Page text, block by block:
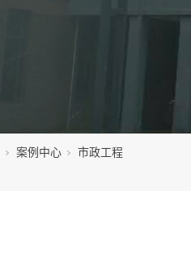
案例中心 市政工程